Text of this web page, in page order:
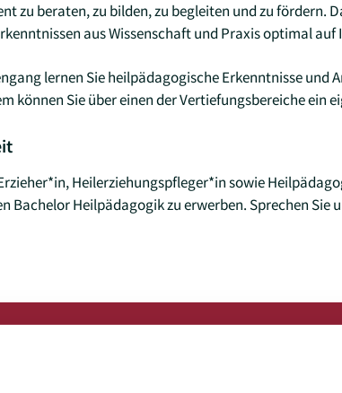
zu beraten, zu bilden, zu begleiten und zu fördern.
aus Wissenschaft und Praxis optimal
lernen Sie heilpädagogische Erkenntnisse und
können Sie über einen der Vertiefungsbereiche ein
Heilerziehungspfleger*in sowie
Bachelor Heilpädagogik zu erwerben. Sprechen Sie